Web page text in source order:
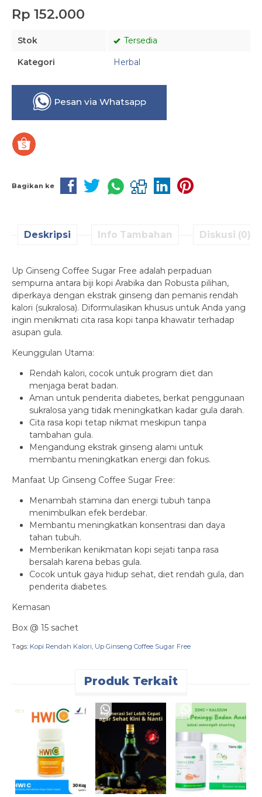
Rp 152.000
Stok Tersedia
Kategori Herbal
Pesan via Whatsapp
Bagikan ke
Deskripsi Info Tambahan Diskusi (0)
Up Ginseng Coffee Sugar Free adalah perpaduan
sempurna antara biji kopi Arabika dan Robusta pilihan,
diperkaya dengan ekstrak ginseng dan pemanis rendah
kalori (sukralosa). Diformulasikan khusus untuk Anda yang
ingin menikmati cita rasa kopi tanpa khawatir terhadap
asupan gula.
Keunggulan Utama:
Rendah kalori, cocok untuk program diet dan
menjaga berat badan.
Aman untuk penderita diabetes, berkat penggunaan
sukralosa yang tidak meningkatkan kadar gula darah.
Cita rasa kopi tetap nikmat meskipun tanpa
tambahan gula.
Mengandung ekstrak ginseng alami untuk
membantu meningkatkan energi dan fokus.
Manfaat Up Ginseng Coffee Sugar Free:
Menambah stamina dan energi tubuh tanpa
menimbulkan efek berdebar.
Membantu meningkatkan konsentrasi dan daya
tahan tubuh.
Memberikan kenikmatan kopi sejati tanpa rasa
bersalah karena bebas gula.
Cocok untuk gaya hidup sehat, diet rendah gula, dan
penderita diabetes.
Kemasan
Box @ 15 sachet
Tags: Kopi Rendah Kalori Up Ginseng Coffee Sugar Free
Produk Terkait